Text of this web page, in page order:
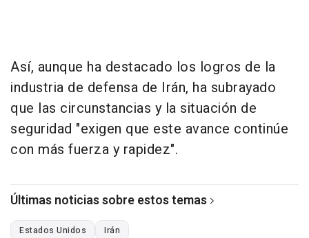
Así, aunque ha destacado los logros de la
industria de defensa de Irán, ha subrayado
que las circunstancias y la situación de
seguridad "exigen que este avance continúe
con más fuerza y rapidez".
Últimas noticias sobre estos temas
Estados Unidos Irán